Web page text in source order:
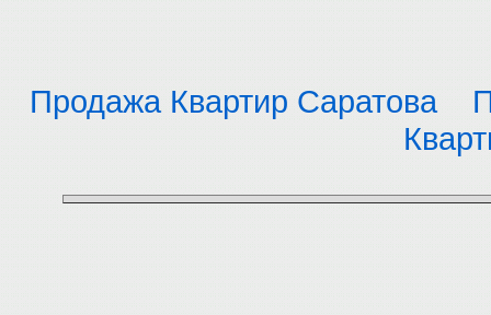
Продажа Квартир Саратова